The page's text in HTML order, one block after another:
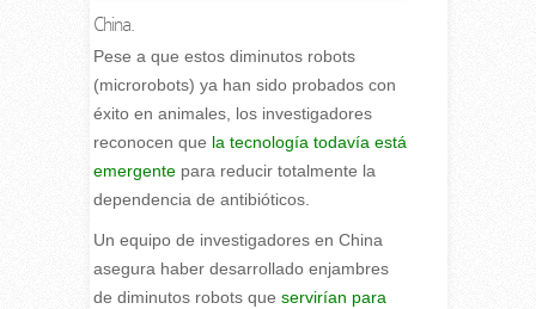
China.
Pese a que estos diminutos robots
(microrobots) ya han sido probados con
éxito en animales, los investigadores
reconocen que la tecnología todavía está
emergentepara reducir totalmente la
dependencia de antibióticos.
Un equipo de investigadores en China
asegura haber desarrollado enjambres
de diminutos robots que servirían para